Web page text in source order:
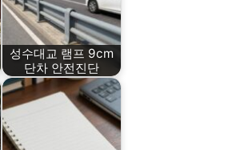
성수대교 램프 9cm
단차 안전진단